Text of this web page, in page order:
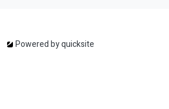
Powered byquicksite